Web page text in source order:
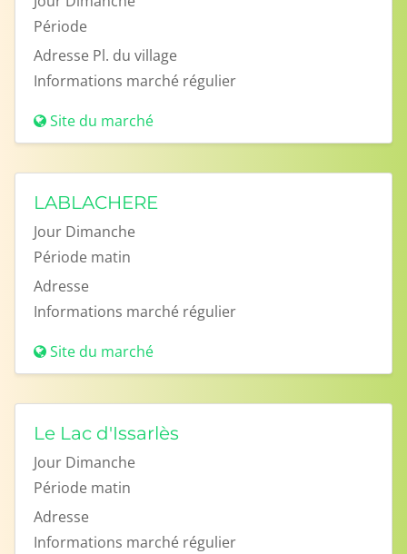
Période
Adresse Pl. du village
Informations marché régulier
Site du marché
LABLACHERE
Jour Dimanche
Période matin
Adresse
Informations marché régulier
Site du marché
Le Lac d'Issarlès
Jour Dimanche
Période matin
Adresse
Informations marché régulier